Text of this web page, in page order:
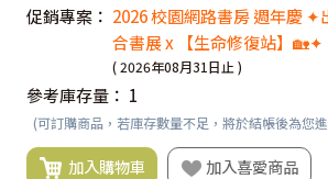
促銷專案： 2026 校園網路書房 週年慶 ✦
合書展 x 【生命修復站】🏡✦
( 2026年08月31日止 )
參考庫存量： 1
(可訂購商品，若庫存數量不足，將於結帳後為您
加入購物車 加入喜愛商品